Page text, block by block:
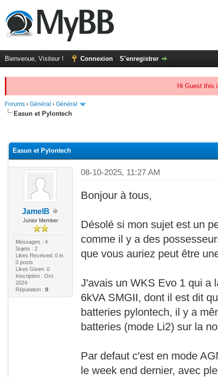
Bienvenue, Visiteur ! Connexion S’enregistrer
Hi Guest this
Forums › Général › Général
Easun et Pylontech
Easun et Pylontech
JamelB
Junior Member
Messages : 4
Sujets : 2
Likes Received: 0in
0 posts
Likes Given: 0
Inscription : Oct
2024
Réputation : 0
08-10-2025, 11:27 AM
Bonjour à tous,
Désolé si mon sujet est un
comme il y a des
que vous auriez peut être
J'avais un WKS Evo 1 qui a
6kVA SMGII, dont il est dit
batteries pylontech, il y a
batteries (mode Li2) sur la
Par defaut c'est en mode
le week end dernier, avec